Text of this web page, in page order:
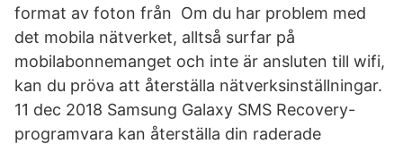
format av foton från Om du har problem med
det mobila nätverket, alltså surfar på
mobilabonnemanget och inte är ansluten till wifi,
kan du pröva att återställa nätverksinställningar.
11 dec 2018 Samsung Galaxy SMS Recovery-
programvara kan återställa din raderade